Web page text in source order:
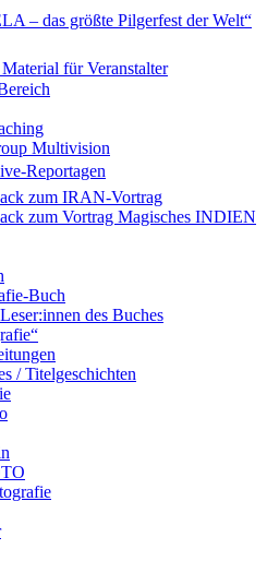
– das größte Pilgerfest der Welt“
für Veranstalter
Multivision
Reportagen
zum IRAN-Vortrag
zum Vortrag Magisches INDIEN
Buch
des Buches
/ Titelgeschichten